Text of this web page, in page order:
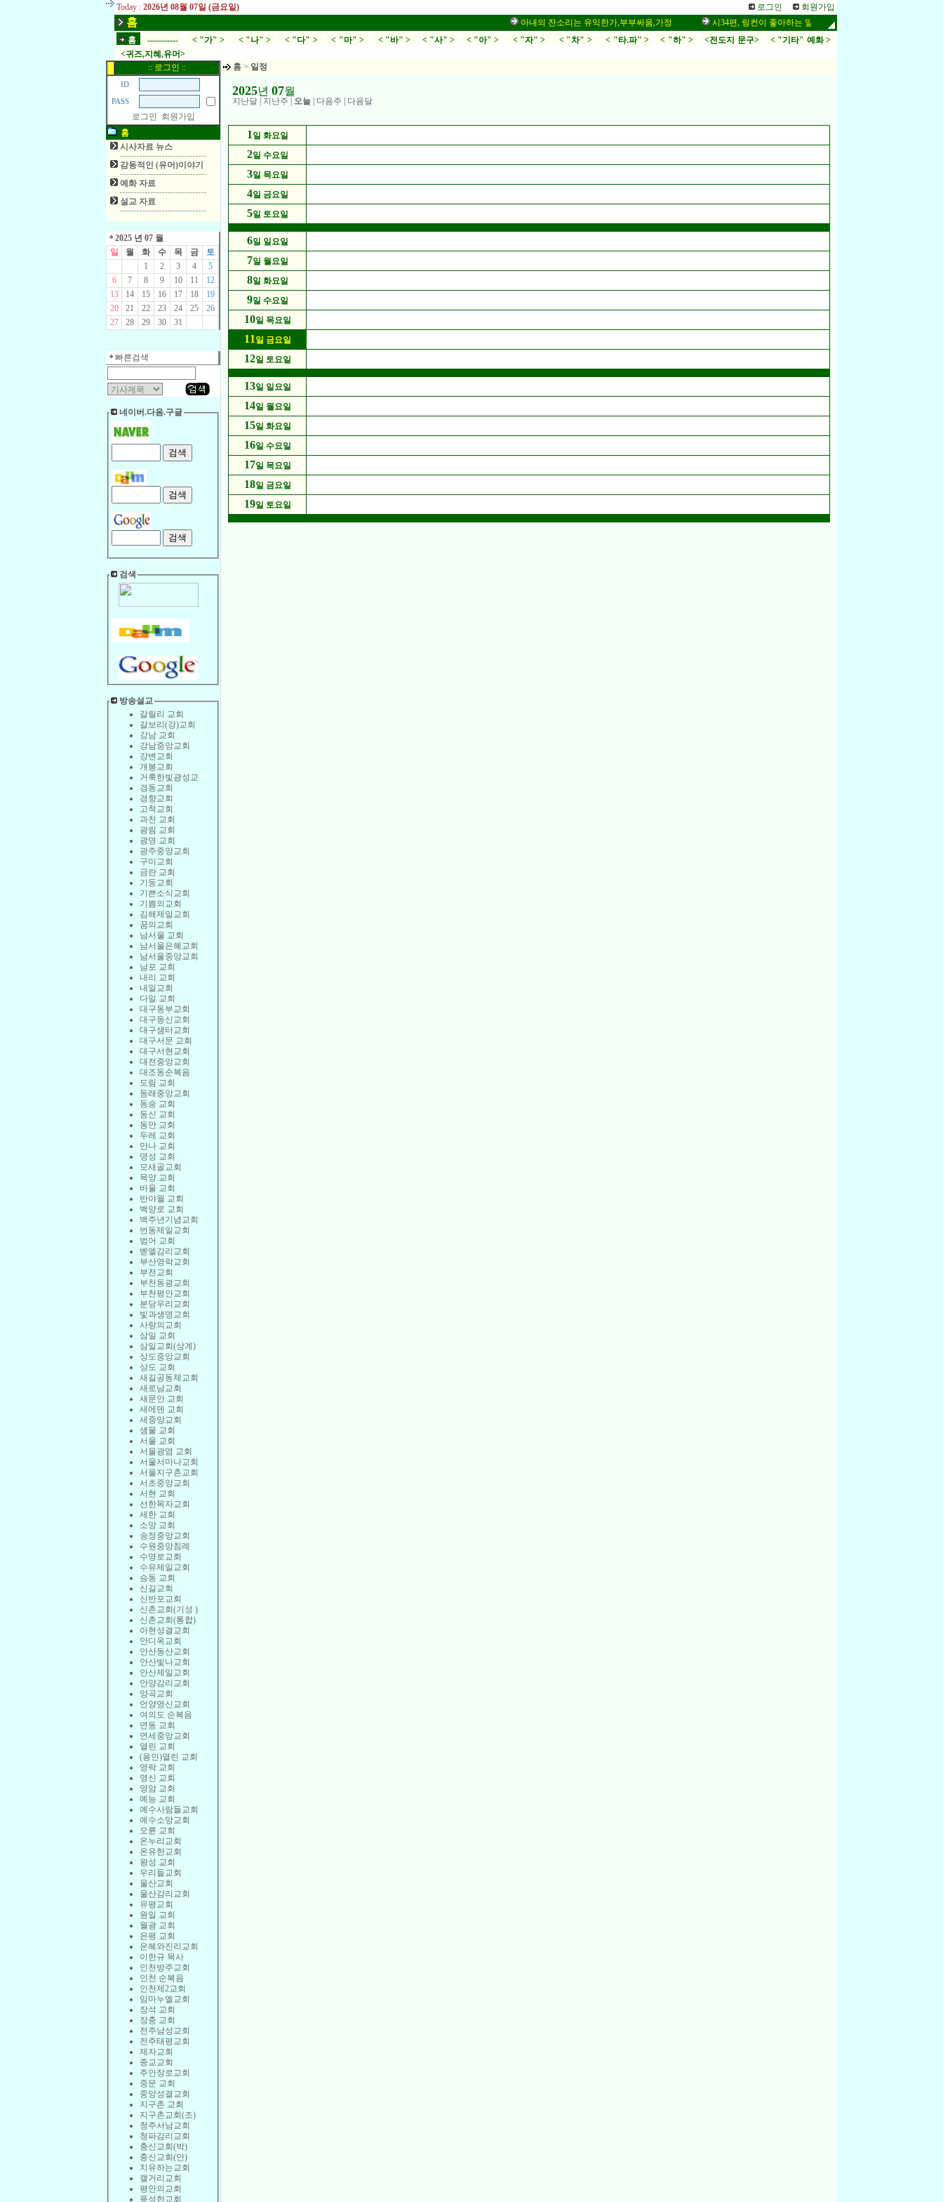
Today : 2026년 08월 07일 (금요일) 로그인 회원가입
홈 아내의 잔소리는 유익한가,부부싸움,가정 시34편, 링컨이 좋아하는 말씀,응답,두려움
홈
----------- < "가" > < "나" > < "다" > < "마" > < "바" > < "사" > < "아" > < "자" > < "차" > < "타.파" > < "하" > <전도지 문구>
< "기타" 예화 >
<귀즈,지혜,유머>
:: 로그인 ::
ID
PASS
로그인
회원가입
홈
시사자료 뉴스
감동적인 (유머)이야기
예화 자료
설교 자료
2025 년 07 월
일
월 화 수 목 금
토
1
2 3 4
5
6
7 8 9 10 11
12
13
14 15 16 17 18
19
20
21 22 23 24 25
26
27
28 29 30 31
빠른검색
네이버.다음.구글
검색
방송설교
갈릴리 교회
갈보리(강)교회
강남 교회
강남중앙교회
강변교회
개봉교회
거룩한빛광성교
경동교회
경향교회
고척교회
과천 교회
광림 교회
광명 교회
광주중앙교회
구미교회
금란 교회
기둥교회
기쁜소식교회
기쁨의교회
김해제일교회
꿈의교회
남서울 교회
남서울은혜교회
남서울중앙교회
남포 교회
내리 교회
내일교회
다일 교회
대구동부교회
대구동신교회
대구샘터교회
대구서문 교회
대구서현교회
대전중앙교회
대조동순복음
도림 교회
동래중앙교회
동숭 교회
동신 교회
동안 교회
두레 교회
만나 교회
명성 교회
모새골교회
목양 교회
바울 교회
반야월 교회
백양로 교회
백주년기념교회
번동제일교회
범어 교회
벧엘감리교회
부산영락교회
부전교회
부천동광교회
부천평안교회
분당우리교회
빛과생명교회
사랑의교회
삼일 교회
삼일교회(상계)
상도중앙교회
상도 교회
새길공동체교회
새로남교회
새문안 교회
새에덴 교회
새중앙교회
샘물 교회
서울 교회
서울광염 교회
서울서마나교회
서울지구촌교회
서초중앙교회
서현 교회
선한목자교회
세한 교회
소망 교회
송정중앙교회
수원중앙침례
수영로교회
수유제일교회
승동 교회
신길교회
신반포교회
신촌교회(기성 )
신촌교회(통합)
아현성결교회
안디옥교회
안산동산교회
안산빛나교회
안산제일교회
안양감리교회
양곡교회
언양영신교회
여의도 순복음
연동 교회
연세중앙교회
열린 교회
(용인)열린 교회
영락 교회
영신 교회
영암 교회
예능 교회
예수사람들교회
예수소망교회
오륜 교회
온누리교회
온유한교회
왕성 교회
우리들교회
울산교회
울산감리교회
유평교회
원일 교회
월광 교회
은평 교회
은혜와진리교회
이한규 목사
인천방주교회
인천 순복음
인천제2교회
임마누엘교회
장석 교회
장충 교회
전주남성교회
전주태평교회
제자교회
종교교회
주안장로교회
중문 교회
중앙성결교회
지구촌 교회
지구촌교회(조)
청주서남교회
청파감리교회
충신교회(박)
충신교회(안)
치유하는교회
캘거리교회
평안의교회
풍성한교회
홈 > 일정
2025년 07월
지난달 지난주 오늘 다음주 다음달
1일 화요일
2일 수요일
3일 목요일
4일 금요일
5일 토요일
6일 일요일
7일 월요일
8일 화요일
9일 수요일
10일 목요일
11일 금요일
12일 토요일
13일 일요일
14일 월요일
15일 화요일
16일 수요일
17일 목요일
18일 금요일
19일 토요일